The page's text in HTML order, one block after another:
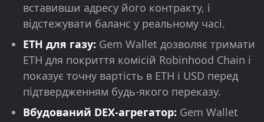
вставивши адресу його контракту, і
відстежувати баланс у реальному часі.
ETH для газу: Gem Wallet дозволяє тримати
ETH для покриття комісій Robinhood Chain і
показує точну вартість в ETH і USD перед
підтвердженням будь-якого переказу.
Вбудований DEX-агрегатор: Gem Wallet